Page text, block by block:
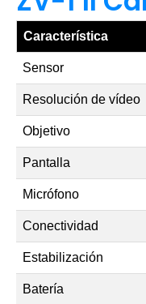
Característica
Sensor
Resolución de vídeo
Objetivo
Pantalla
Micrófono
Conectividad
Estabilización
Batería